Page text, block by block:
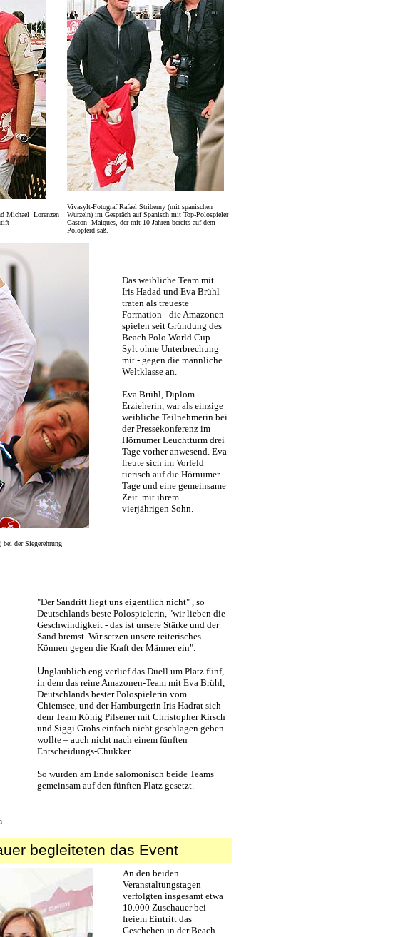
Michael Lorenzen
Vivasylt-Fotograf Rafael Striberny (mit spanischen
Wurzeln) im Gespräch auf Spanisch mit Top-Polospieler
Gaston Maiques, der mit 10 Jahren bereits auf dem
Polopferd saß.
der Siegerehrung
Das weibliche Team mit
Iris Hadad und Eva Brühl
traten als treueste
Formation - die Amazonen
spielen seit Gründung des
Beach Polo World Cup
Sylt ohne Unterbrechung
mit - gegen die männliche
Weltklasse an.
Eva Brühl, Diplom
Erzieherin, war als einzige
weibliche Teilnehmerin bei
der Pressekonferenz im
Hörnumer Leuchtturm drei
Tage vorher anwesend. Eva
freute sich im Vorfeld
tierisch auf die Hörnumer
Tage und eine gemeinsame
Zeit mit ihrem
vierjährigen Sohn.
"Der Sandritt liegt uns eigentlich nicht" , so
Deutschlands beste Polospielerin, "wir lieben die
Geschwindigkeit - das ist unsere Stärke und der
Sand bremst. Wir setzen unsere reiterisches
Können gegen die Kraft der Männer ein".
Unglaublich eng verlief das Duell um Platz fünf,
in dem das reine Amazonen-Team mit Eva Brühl,
Deutschlands bester Polospielerin vom
Chiemsee, und der Hamburgerin Iris Hadrat sich
dem Team König Pilsener mit Christopher Kirsch
und Siggi Grohs einfach nicht geschlagen geben
wollte – auch nicht nach einem fünften
Entscheidungs-Chukker.
So wurden am Ende salomonisch beide Teams
gemeinsam auf den fünften Platz gesetzt.
begleiteten das Event
An den beiden
Veranstaltungstagen
verfolgten insgesamt etwa
10.000 Zuschauer bei
freiem Eintritt das
Geschehen in der Beach-